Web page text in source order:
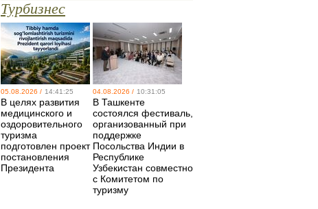
Турбизнес
05.08.2026 / 14:41:25
В целях развития
медицинского и
оздоровительного
туризма
подготовлен проект
постановления
Президента
04.08.2026 / 10:31:05
В Ташкенте
состоялся фестиваль,
организованный при
поддержке
Посольства Индии в
Республике
Узбекистан совместно
с Комитетом по
туризму